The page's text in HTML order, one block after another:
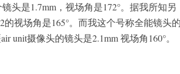
头是1.7mm，视场角是172°。据我所知另
的视场角是165°。而我这个号称全能镜头的
unit摄像头的镜头是2.1mm 视场角160°。